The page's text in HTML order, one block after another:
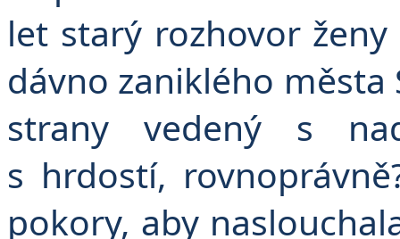
let starý rozhovor
dávno zaniklého města
strany vedený s
s hrdostí,
pokory, aby